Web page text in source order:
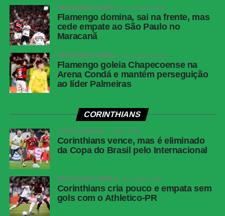
Fluminense reage no segundo tempo, empata
com o Botafogo, mas amplia jejum no Brasileirão
Sem novas mudanças no placar, o clássico terminou
empatado em 1 a 1.
Próximos jogos
Competição:Copa Sul-Americana – oitavas de final (ida)
Data e horário:13.08 (quinta-feira), às 21h30 (de
Brasília)
Local:Estádio Inca Garcilaso de la Vega
Fluminense x Independiente Rivadavia
Competição:Copa Libertadores – oitavas de final (ida)
Data e horário:11.08 (terça-feira), às 19h (de Brasília)
Local:Estádio do Maracanã
BRASILEIRÃO SÉRIE A 2 semanas atrás
Flamengo domina, sai na frente, mas
cede empate ao São Paulo no
Maracanã
BRASILEIRÃO SÉRIE A 3 semanas atrás
Flamengo goleia Chapecoense na
Arena Condá e mantém perseguição
ao líder Palmeiras
CORINTHIANS
COPA DO BRASIL 3 dias atrás
Corinthians vence, mas é eliminado
da Copa do Brasil pelo Internacional
BRASILEIRÃO SÉRIE A 1 semana atrás
Corinthians cria pouco e empata sem
gols com o Athletico-PR